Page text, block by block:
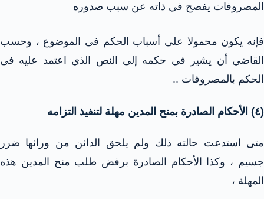
المصروفات يفصح في ذاته عن سبب صدوره
فإنه يكون محمولا على أسباب الحكم فى الموضوع ، وحسب
القاضي أن يشير في حكمه إلى النص الذي اعتمد عليه فى
الحكم بالمصروفات ..
(٤) الأحكام الصادرة بمنح المدين مهلة لتنفيذ التزامه
متى استدعت حالته ذلك ولم يلحق الدائن من ورائها ضرر
جسيم ، وكذا الأحكام الصادرة برفض طلب منح المدين هذه
المهلة ،